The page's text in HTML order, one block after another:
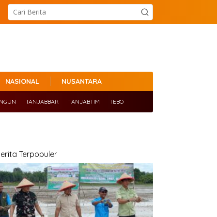
NASIONAL NUSANTARA
TANJABBAR TANJABTIM TEBO
Hangat Penuh
Warnai
House Idul Adha 1447
di Rumdis Gubernur
Gubernur Al Haris Sholat
Idul Adha di Masjid Al-Falah,
Ajak Masyarakat Perkuat
Semangat Berkurban
Terpopuler